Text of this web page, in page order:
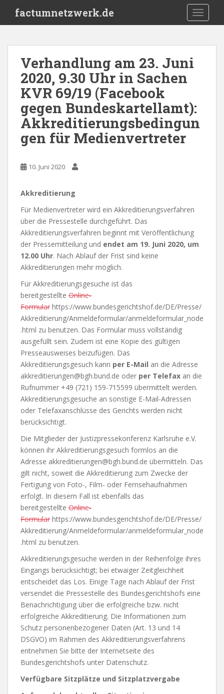
i
factumnetzwerk.de
Verhandlung am 23. Juni
2020, 9.30 Uhr in Sachen
KVR 69/19 (Facebook
gegen Bundeskartellamt):
Akkreditierungsbedingun
gen für Medienvertreter
10. Juni 2020
Akkreditierung
Für Medienvertreter wird ein Akkreditierungsverfahren
über die Pressestelle durchgeführt. Das
Akkreditierungsverfahren beginnt mit Veröffentlichung
der Pressemitteilung und endet am 19. Juni 2020, um
12.00 Uhr. Nach Ablauf der Frist sind keine
Akkreditierungen mehr möglich.
Für Akkreditierungsgesuche ist das
bereitgestellte Online-
Formular https://www.bundesgerichtshof.de/DE/Presse/
Akkreditierung/Anmeldeformular/anmeldeformular_node
.html zu benutzen. Das Formular muss vollständig
ausgefüllt sein. Zudem ist eine Kopie des gültigen
Presseausweises beizufügen. Das
Akkreditierungsgesuch kann per E-Mail an die Adresse
akkreditierungen@bgh.bund.de oder per Telefax an die
Rufnummer +49 (721) 159-715599 übermittelt werden.
Akkreditierungsgesuche an sonstige E-Mail-Adressen
oder Telefaxanschlüsse des Gerichts werden nicht
berücksichtigt.
Die Mitglieder der Justizpressekonferenz Karlsruhe e.V.
können ihr Akkreditierungsgesuch formlos an die
Adresse akkreditierungen@bgh.bund.de übermitteln. Das
gilt nicht, soweit die Akkreditierung zum Zwecke der
Fertigung von Foto-, Film- oder Fernsehaufnahmen
erfolgt. In diesem Fall ist ebenfalls das
bereitgestellte Online-
Formular https://www.bundesgerichtshof.de/DE/Presse/
Akkreditierung/Anmeldeformular/anmeldeformular_node
.html zu benutzen.
Akkreditierungsgesuche werden in der Reihenfolge ihres
Eingangs berücksichtigt; bei etwaiger Zeitgleichheit
entscheidet das Los. Einige Tage nach Ablauf der Frist
versendet die Pressestelle des Bundesgerichtshofs eine
Benachrichtigung über die erfolgreiche bzw. nicht
erfolgreiche Akkreditierung. Die Informationen zum
Schutz personenbezogener Daten (Art. 13 und 14
DSGVO) im Rahmen des Akkreditierungsverfahrens
entnehmen Sie bitte der Internetseite des
Bundesgerichtshofs unter Datenschutz.
Verfügbare Sitzplätze und Sitzplatzvergabe